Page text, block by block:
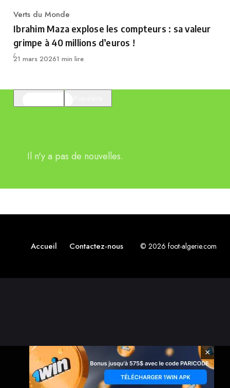
Category
Verts du Monde
Ibrahim Maza explose les compteurs : sa valeur
grimpe à 40 millions d’euros !
Publié
21 mars 20261 min lire
Il n'y a pas de nouvelles.
Accueil Contactez-nous © 2026 foot-algerie.com
×